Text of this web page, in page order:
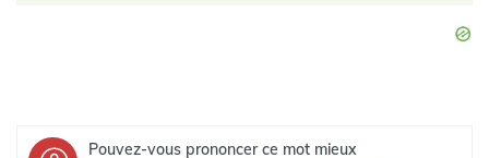
Pouvez-vous prononcer ce mot mieux